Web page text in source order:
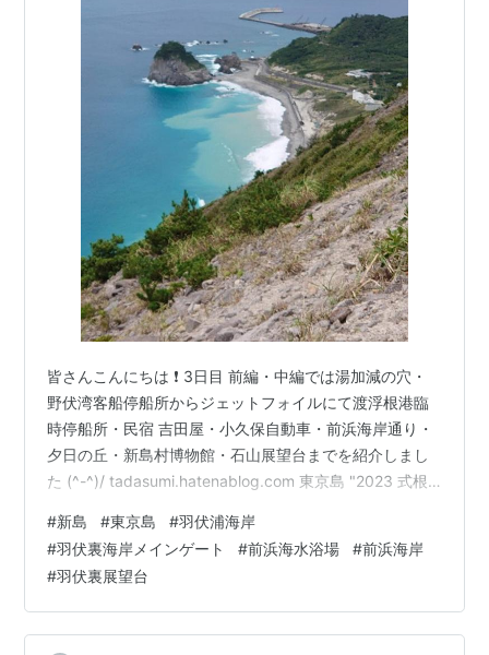
皆さんこんにちは ❗ 3日目 前編・中編では湯加減の穴・
野伏湾客船停船所からジェットフォイルにて渡浮根港臨
時停船所・民宿 吉田屋・小久保自動車・前浜海岸通り・
夕日の丘・新島村博物館・石山展望台までを紹介しまし
た (^-^)/ tadasumi.hatenablog.com 東京島 "2023 式根
郷前浜海水浴場・羽伏浦海岸・焼鳥 大三・民宿 吉田屋宿
泊までを紹介します (^-^)/ 【前浜海水浴場】 前浜海岸本
村地区の中心部から最も近い海岸 🌊 波が穏やかな為、子
ども連れの家族には安心かも 🏖️ 近場に飲食店も多くあり
ます 🍜🍝🍛…
#新島 #東京島 #羽伏浦海岸
#羽伏裏海岸メインゲート #前浜海水浴場 #前浜海岸
#羽伏裏展望台